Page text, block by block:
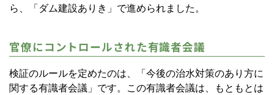
ら、「ダム建設ありき」で進められました。
官僚にコントロールされた有識者会議
検証のルールを定めたのは、「今後の治水対策のあり方に
関する有識者会議」です。この有識者会議は、もともとは